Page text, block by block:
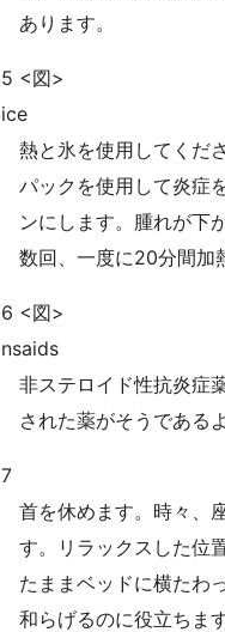
あります。
5 <図>
ice
熱と氷を使用してくだ
パックを使用して炎症
ンにします。腫れが下
数回、一度に20分間加
6 <図>
nsaids
非ステロイド性抗炎症
された薬がそうである
7
首を休めます。時々、
す。リラックスした位
たままベッドに横たわ
和らげるのに役立ちま